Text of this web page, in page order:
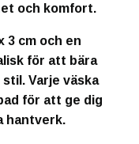
och komfort.
3 cm och en
för att bära
Varje väska
för att ge dig
hantverk.